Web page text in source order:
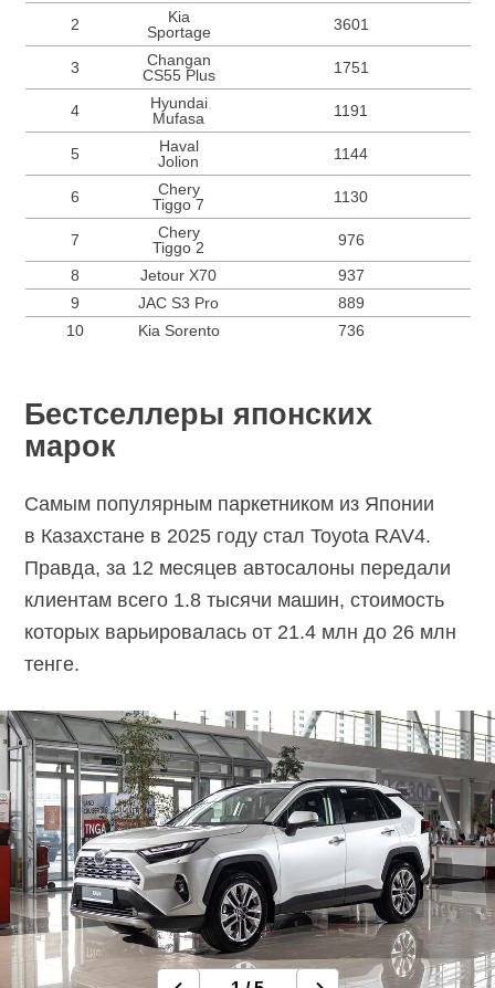
2
Kia
Sportage
3601
3
Changan
CS55 Plus
1751
4
Hyundai
Mufasa
1191
5
Haval
Jolion
1144
6
Chery
Tiggo 7
1130
7
Chery
Tiggo 2
976
8
Jetour X70
937
9
JAC S3 Pro
889
10
Kia Sorento 736
Бестселлеры японских
марок
Самым популярным паркетником из Японии
в Казахстане в 2025 году стал Toyota RAV4.
Правда, за 12 месяцев автосалоны передали
клиентам всего 1.8 тысячи машин, стоимость
которых варьировалась от 21.4 млн до 26 млн
тенге.